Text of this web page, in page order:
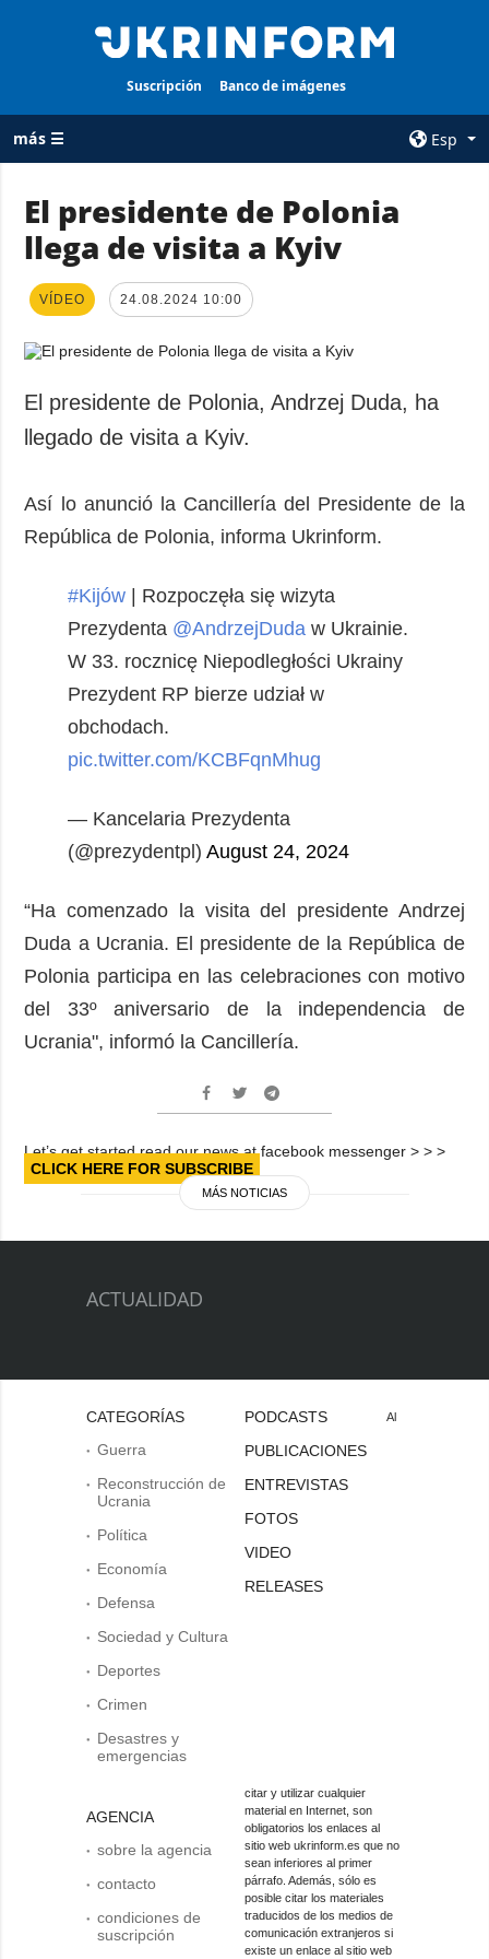
Suscripción Banco de imágenes
más ☰
Esp
TODAS LAS
CATEGORÍAS
Guerra
de Ucrania
Política
Economía
Sociedad y
Cultura
Crimen
Desastres y
emergencias
AGENCIA
condiciones de
servicios
datos personales
ADICIONAL
Podcasts
Publicaciones
Releases
SERVICIOS
Banco de
El presidente de Polonia
llega de visita a Kyiv
VÍDEO 24.08.2024 10:00
El presidente de Polonia, Andrzej Duda, ha
llegado de visita a Kyiv.
Así lo anunció la Cancillería del Presidente de la
República de Polonia, informa Ukrinform.
#Kijów | Rozpoczęła się wizyta
Prezydenta @AndrzejDuda w Ukrainie.
W 33. rocznicę Niepodległości Ukrainy
Prezydent RP bierze udział w
obchodach.
pic.twitter.com/KCBFqnMhug
— Kancelaria Prezydenta
(@prezydentpl)August 24, 2024
“Ha comenzado la visita del presidente Andrzej
Duda a Ucrania. El presidente de la República de
Polonia participa en las celebraciones con motivo
del 33º aniversario de la independencia de
Ucrania", informó la Cancillería.
Let’s get started read our news at facebook messenger > > >
CLICK HERE FOR SUBSCRIBE
MÁS NOTICIAS
ACTUALIDAD
CATEGORÍAS
Guerra
Reconstrucción de
Ucrania
Política
Economía
Defensa
Sociedad y Cultura
Deportes
Crimen
Desastres y
emergencias
AGENCIA
sobre la agencia
contacto
condiciones de
suscripción
PODCASTS
PUBLICACIONES
ENTREVISTAS
FOTOS
VIDEO
RELEASES
Al
citar y utilizar cualquier
material en Internet, son
obligatorios los enlaces al
sitio web ukrinform.es que no
sean inferiores al primer
párrafo. Además, sólo es
posible citar los materiales
traducidos de los medios de
comunicación extranjeros si
existe un enlace al sitio web